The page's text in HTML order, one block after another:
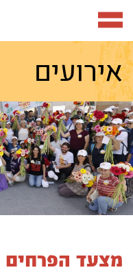
אירועים
מצעד הפרחים 2025